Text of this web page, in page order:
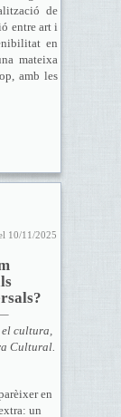
de
entre art i
en
mateixa
amb les
10/11/2025
—
cultura,
Cultural.
en
un